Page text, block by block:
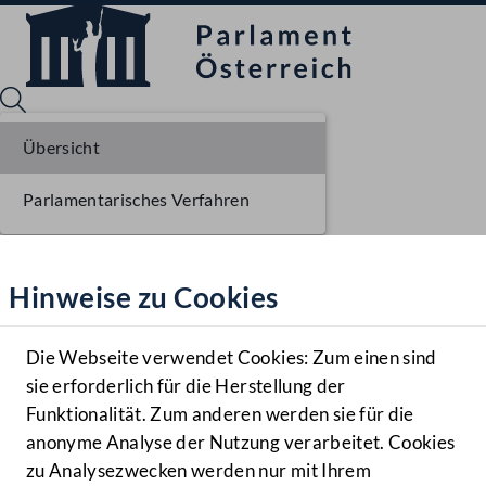
Hilfe
Benutzer
Navigationsmenü öffnen
MENÜ
Hinweise zu Cookies
Die Webseite verwendet Cookies: Zum einen sind
sie erforderlich für die Herstellung der
Funktionalität. Zum anderen werden sie für die
anonyme Analyse der Nutzung verarbeitet. Cookies
zu Analysezwecken werden nur mit Ihrem
Übersicht
Parlamentarisches Verfahren